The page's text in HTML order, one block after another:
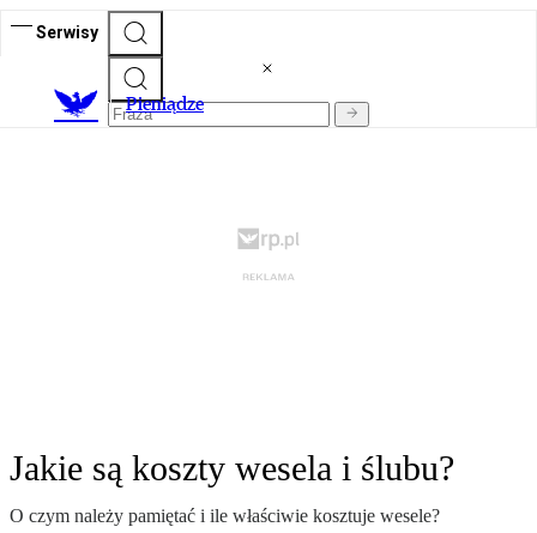
Serwisy
Pieniądze
Jakie są koszty wesela i ślubu?
O czym należy pamiętać i ile właściwie kosztuje wesele?